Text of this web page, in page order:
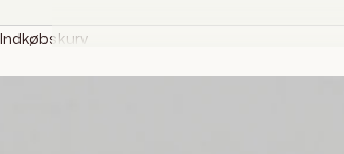
Indkøbskurv